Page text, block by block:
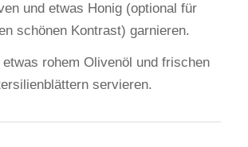
und etwas Honig (optional für
schönen Kontrast) garnieren.
etwas rohem Olivenöl und frischen
servieren.